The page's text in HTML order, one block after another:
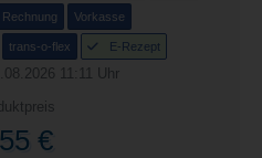
Rechnung Vorkasse
trans-o-flex E-Rezept
11:11 Uhr
€